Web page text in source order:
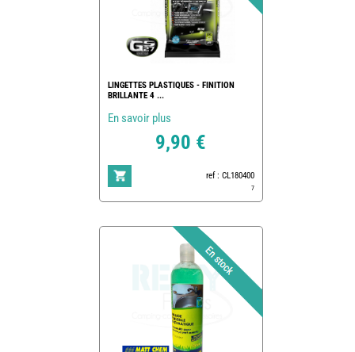
LINGETTES PLASTIQUES - FINITION
BRILLANTE 4 ...
En savoir plus
9,90 €
ref : CL180400
7